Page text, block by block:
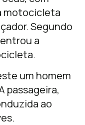
motocicleta
Segundo
a
um homem
passageira,
ao